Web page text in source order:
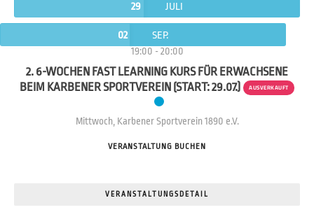
29 JULI
02 SEP.
19:00 -20:00
2. 6-WOCHEN FAST LEARNING KURS FÜR ERWACHSENE
BEIM KARBENER SPORTVEREIN (START: 29.07.)
AUSVERKAUFT
Mittwoch, Karbener Sportverein 1890 e.V.
VERANSTALTUNG BUCHEN
VERANSTALTUNGSDETAIL